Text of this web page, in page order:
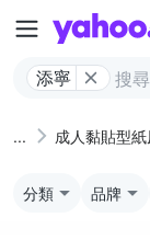
添寧
成人黏貼型
分類 品牌